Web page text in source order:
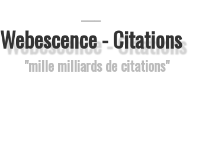
Webescence - Citations
"mille milliards de citations"